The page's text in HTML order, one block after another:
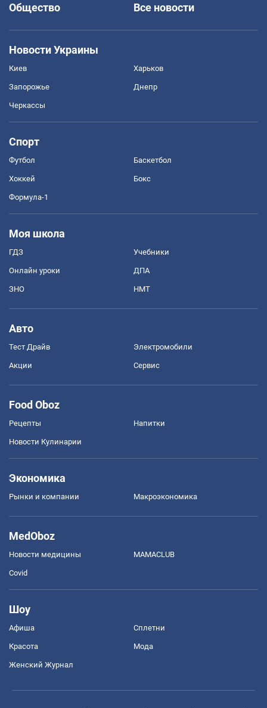
Общество
Все новости
Новости Украины
Киев Харьков
Запорожье Днепр
Черкассы
Спорт
Футбол Баскетбол
Хоккей Бокс
Формула-1
Моя школа
ГДЗ Учебники
Онлайн уроки ДПА
ЗНО НМТ
Авто
Тест Драйв Электромобили
Акции Сервис
Food Oboz
Рецепты Напитки
Новости Кулинарии
Экономика
Рынки и компании Mакроэкономика
MedOboz
Новости медицины MAMACLUB
Covid
Шоу
Афиша Сплетни
Красота Мода
Женский Журнал